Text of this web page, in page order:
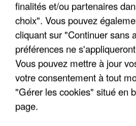
finalités et/ou partenaires
choix". Vous pouvez
cliquant sur "Continuer sans
préférences ne
Vous pouvez mettre à jour
votre consentement à tout
"Gérer les cookies" situé en
page.